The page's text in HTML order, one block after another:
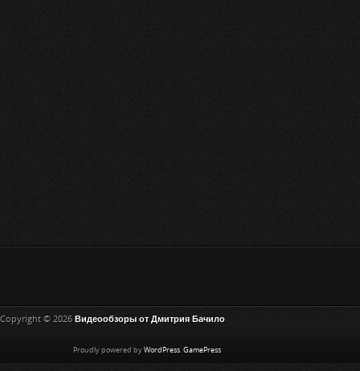
Copyright © 2026 Видеообзоры от Дмитрия Бачило
Proudly powered by WordPress. GamePress